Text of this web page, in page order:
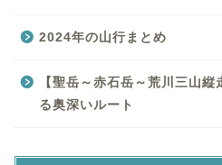
2024年の山行まとめ
【聖岳～赤石岳～荒川三山
る奥深いルート